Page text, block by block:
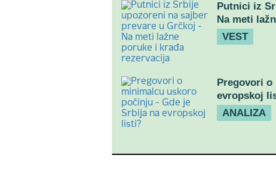
Putnici iz
Na meti
VEST
Pregovori o
evropskoj
ANALIZA